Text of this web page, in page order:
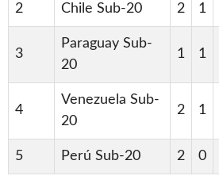
2 Chile Sub-20 2 1
3
Paraguay Sub-
20
1 1
4
Venezuela Sub-
20
2 1
5 Perú Sub-20 2 0